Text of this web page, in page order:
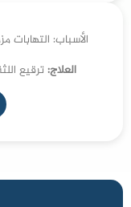
الأسباب: التهابات
العلاج:ترقيع